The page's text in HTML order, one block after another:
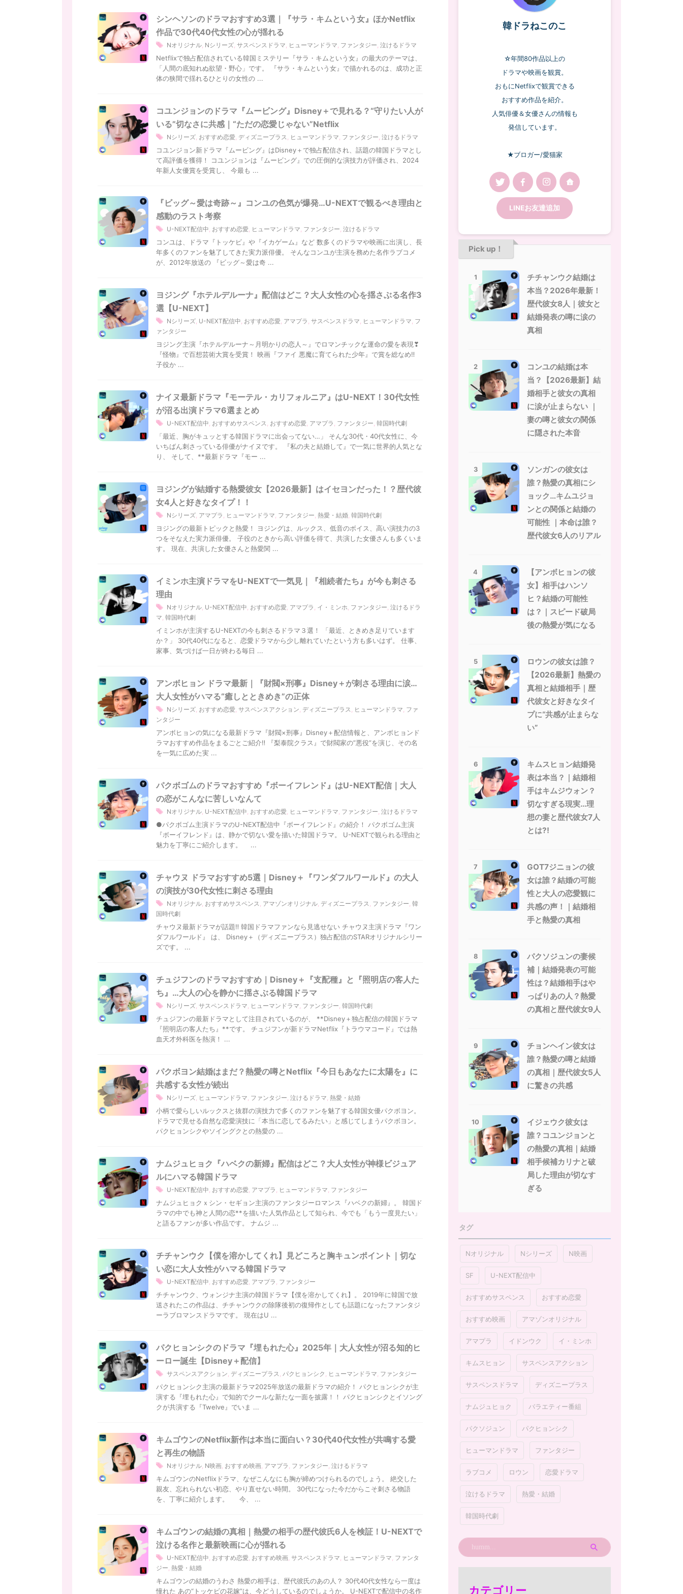
シンヘソンのドラマおすすめ3選｜『サラ・キムという女』ほかNetflix
作品で30代40代女性の心が揺れる
Nオリジナル Nシリーズ サスペンスドラマ ヒューマンドラマ ファンタジー 泣けるドラマ
Netflixで独占配信されている韓国ミステリー『サラ・キムという女』の最大のテーマは、
「人間の底知れぬ欲望・野心」です。 『サラ・キムという女』で描かれるのは、成功と正
体の狭間で揺れるひとりの女性の ...
コユンジョンのドラマ『ムービング』Disney＋で見れる？“守りたい人が
いる”切なさに共感｜“ただの恋愛じゃない”Netflix
Nシリーズ おすすめ恋愛 ディズニープラス ヒューマンドラマ ファンタジー 泣けるドラマ
コユンジョン新ドラマ『ムービング』はDisney＋で独占配信され、話題の韓国ドラマとし
て高評価を獲得！ コユンジョンは『ムービング』での圧倒的な演技力が評価され、2024
年新人女優賞を受賞し、 今最も ...
『ビッグ～愛は奇跡～』コンユの色気が爆発…U-NEXTで観るべき理由と
感動のラスト考察
U-NEXT配信中 おすすめ恋愛 ヒューマンドラマ ファンタジー 泣けるドラマ
コンユは、ドラマ『トッケビ』や『イカゲーム』など 数多くのドラマや映画に出演し、長
年多くのファンを魅了してきた実力派俳優。 そんなコンユが主演を務めた名作ラブコメ
が、2012年放送の 『ビッグ～愛は奇 ...
ヨジング『ホテルデルーナ』配信はどこ？大人女性の心を揺さぶる名作3
選【U-NEXT】
Nシリーズ U-NEXT配信中 おすすめ恋愛 アマプラ サスペンスドラマ ヒューマンドラマ フ
ァンタジー
ヨジング主演『ホテルデルーナ～月明かりの恋人～』でロマンチックな運命の愛を表現❣
『怪物』で百想芸術大賞を受賞！ 映画『ファイ 悪魔に育てられた少年』で賞を総なめ‼
子役か ...
ナイヌ最新ドラマ『モーテル・カリフォルニア』はU-NEXT！30代女性
が沼る出演ドラマ6選まとめ
U-NEXT配信中 おすすめサスペンス おすすめ恋愛 アマプラ ファンタジー 韓国時代劇
「最近、胸がキュッとする韓国ドラマに出会ってない…」 そんな30代・40代女性に、今
いちばん刺さっている俳優がナイヌです。 『私の夫と結婚して』で一気に世界的人気とな
り、 そして、**最新ドラマ『モー ...
ヨジングが結婚する熱愛彼女【2026最新】はイセヨンだった！？歴代彼
女4人と好きなタイプ！！
Nシリーズ アマプラ ヒューマンドラマ ファンタジー 熱愛・結婚 韓国時代劇
ヨジングの最新トピックと熱愛！ ヨジングは、ルックス、低音のボイス、高い演技力の3
つをそなえた実力派俳優。 子役のときから高い評価を得て、共演した女優さんも多くいま
す。 現在、共演した女優さんと熱愛関 ...
イミンホ主演ドラマをU-NEXTで一気見｜『相続者たち』が今も刺さる
理由
Nオリジナル U-NEXT配信中 おすすめ恋愛 アマプラ イ・ミンホ ファンタジー 泣けるドラ
マ 韓国時代劇
イミンホが主演するU-NEXTの今も刺さるドラマ３選！ 「最近、ときめき足りています
か？」 30代40代になると、恋愛ドラマから少し離れていたという方も多いはず。 仕事、
家事、気づけば一日が終わる毎日 ...
アンボヒョン ドラマ最新｜『財閥×刑事』Disney＋が刺さる理由に涙…
大人女性がハマる“癒しとときめき”の正体
Nシリーズ おすすめ恋愛 サスペンスアクション ディズニープラス ヒューマンドラマ ファ
ンタジー
アンボヒョンの気になる最新ドラマ『財閥×刑事』Disney＋配信情報と、アンボヒョンド
ラマおすすめ作品をまるごとご紹介‼ 『梨泰院クラス』で財閥家の”悪役”を演じ、その名
を一気に広めた実 ...
パクボゴムのドラマおすすめ『ボーイフレンド』はU-NEXT配信｜大人
の恋がこんなに苦しいなんて
Nオリジナル U-NEXT配信中 おすすめ恋愛 ヒューマンドラマ ファンタジー 泣けるドラマ
●パクボゴム主演ドラマのU-NEXT配信中『ボーイフレンド』の紹介！ パクボゴム主演
『ボーイフレンド』は、静かで切ない愛を描いた韓国ドラマ。 U-NEXTで観られる理由と
魅力を丁寧にご紹介します。 ...
チャウヌ ドラマおすすめ5選｜Disney＋『ワンダフルワールド』の大人
の演技が30代女性に刺さる理由
Nオリジナル おすすめサスペンス アマゾンオリジナル ディズニープラス ファンタジー 韓
国時代劇
チャウヌ最新ドラマが話題‼ 韓国ドラマファンなら見逃せない チャウヌ主演ドラマ『ワン
ダフルワールド』 は、 Disney＋（ディズニープラス）独占配信のSTARオリジナルシリー
ズです。 ...
チュジフンのドラマおすすめ｜Disney＋『支配種』と『照明店の客人た
ち』…大人の心を静かに揺さぶる韓国ドラマ
Nシリーズ サスペンスドラマ ヒューマンドラマ ファンタジー 韓国時代劇
チュジフンの最新ドラマとして注目されているのが、 **Disney＋独占配信の韓国ドラマ
『照明店の客人たち』**です。 チュジフンが新ドラマNetflix『トラウマコード』では熱
血天才外科医を熱演！ ...
パクボヨン結婚はまだ？熱愛の噂とNetflix『今日もあなたに太陽を』に
共感する女性が続出
Nシリーズ ヒューマンドラマ ファンタジー 泣けるドラマ 熱愛・結婚
小柄で愛らしいルックスと抜群の演技力で多くのファンを魅了する韓国女優パクボヨン。
ドラマで見せる自然な恋愛演技に「本当に恋してるみたい」と感じてしまうパクボヨン。
パクヒョンシクやソイングクとの熱愛の ...
ナムジュヒョク『ハベクの新婦』配信はどこ？大人女性が神様ビジュア
ルにハマる韓国ドラマ
U-NEXT配信中 おすすめ恋愛 アマプラ ヒューマンドラマ ファンタジー
ナムジュヒョクｘシン・セギョン主演のファンタジーロマンス『ハベクの新婦』。 韓国ド
ラマの中でも神と人間の恋**を描いた人気作品として知られ、今でも「もう一度見たい」
と語るファンが多い作品です。 ナムジ ...
チチャンウク【僕を溶かしてくれ】見どころと胸キュンポイント｜切な
い恋に大人女性がハマる韓国ドラマ
U-NEXT配信中 おすすめ恋愛 アマプラ ファンタジー
チチャンウク、ウォンジナ主演の韓国ドラマ【僕を溶かしてくれ】。 2019年に韓国で放
送されたこの作品は、チチャンウクの除隊後初の復帰作としても話題になったファンタジ
ーラブロマンスドラマです。 現在はU ...
パクヒョンシクのドラマ『埋もれた心』2025年｜大人女性が沼る知的ヒ
ーロー誕生【Disney＋配信】
サスペンスアクション ディズニープラス パクヒョンシク ヒューマンドラマ ファンタジー
パクヒョンシク主演の最新ドラマ2025年放送の最新ドラマの紹介！ パクヒョンシクが主
演する『埋もれた心』で知的でクールな新たな一面を披露！！ パクヒョンシクとイソング
クが共演する『Twelve』でいま ...
キムゴウンのNetflix新作は本当に面白い？30代40代女性が共鳴する愛
と再生の物語
Nオリジナル N映画 おすすめ映画 アマプラ ファンタジー 泣けるドラマ
キムゴウンのNetflixドラマ、なぜこんなにも胸が締めつけられるのでしょう。 絶交した
親友、忘れられない初恋、やり直せない時間。 30代になった今だからこそ刺さる物語
を、丁寧に紹介します。 今、 ...
キムゴウンの結婚の真相｜熱愛の相手の歴代彼氏6人を検証！U-NEXTで
泣ける名作と最新映画に心が揺れる
U-NEXT配信中 おすすめ恋愛 おすすめ映画 サスペンスドラマ ヒューマンドラマ ファンタ
ジー 熱愛・結婚
キムゴウンの結婚のうわさ 熱愛の相手は、歴代彼氏のあの人？ 30代40代女性なら一度は
憧れた あの“トッケビの花嫁”は、今どうしているのでしょうか。 U-NEXTで配信中の名作
韓ドラねこのこ
☆年間80作品以上の
ドラマや映画を観賞。
おもにNetflixで観賞できる
おすすめ作品を紹介。
人気俳優＆女優さんの情報も
発信しています。
★ブロガー/愛猫家
LINEお友達追加
Pick up！
1
チチャンウク結婚は
本当？2026年最新！
歴代彼女8人｜彼女と
結婚発表の噂に涙の
真相
2
コンユの結婚は本
当？【2026最新】結
婚相手と彼女の真相
に涙が止まらない ｜
妻の噂と彼女の関係
に隠された本音
3
ソンガンの彼女は
誰？熱愛の真相にシ
ョック…キムユジョ
ンとの関係と結婚の
可能性 ｜本命は誰？
歴代彼女6人のリアル
4
【アンボヒョンの彼
女】相手はハンソ
ヒ？結婚の可能性
は？｜スピード破局
後の熱愛が気になる
5
ロウンの彼女は誰？
【2026最新】熱愛の
真相と結婚相手｜歴
代彼女と好きなタイ
プに“共感が止まらな
い”
6
キムスヒョン結婚発
表は本当？｜結婚相
手はキムジウォン？
切なすぎる現実…理
想の妻と歴代彼女7人
とは?!
7
GOT7ジニョンの彼
女は誰？結婚の可能
性と大人の恋愛観に
共感の声！｜結婚相
手と熱愛の真相
8
パクソジュンの妻候
補｜結婚発表の可能
性は？結婚相手はや
っぱりあの人？熱愛
の真相と歴代彼女9人
9
チョンヘイン彼女は
誰？熱愛の噂と結婚
の真相｜歴代彼女5人
に驚きの共感
10
イジェウク彼女は
誰？コユンジョンと
の熱愛の真相｜結婚
相手候補カリナと破
局した理由が切なす
ぎる
タグ
Nオリジナル Nシリーズ N映画
SF U-NEXT配信中
おすすめサスペンス おすすめ恋愛
おすすめ映画 アマゾンオリジナル
アマプラ イドンウク イ・ミンホ
キムスヒョン サスペンスアクション
サスペンスドラマ ディズニープラス
ナムジュヒョク バラエティー番組
パクソジュン パクヒョンシク
ヒューマンドラマ ファンタジー
ラブコメ ロウン 恋愛ドラマ
泣けるドラマ 熱愛・結婚
韓国時代劇
カテゴリー